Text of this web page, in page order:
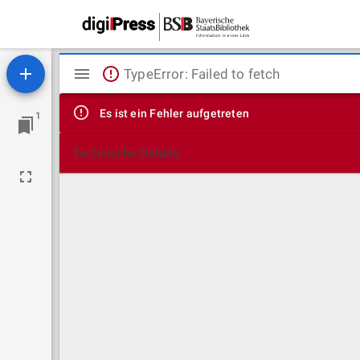
1
Mirador
Viewer
TypeError: Failed to fetch
Es ist ein Fehler aufgetreten
Technische Details